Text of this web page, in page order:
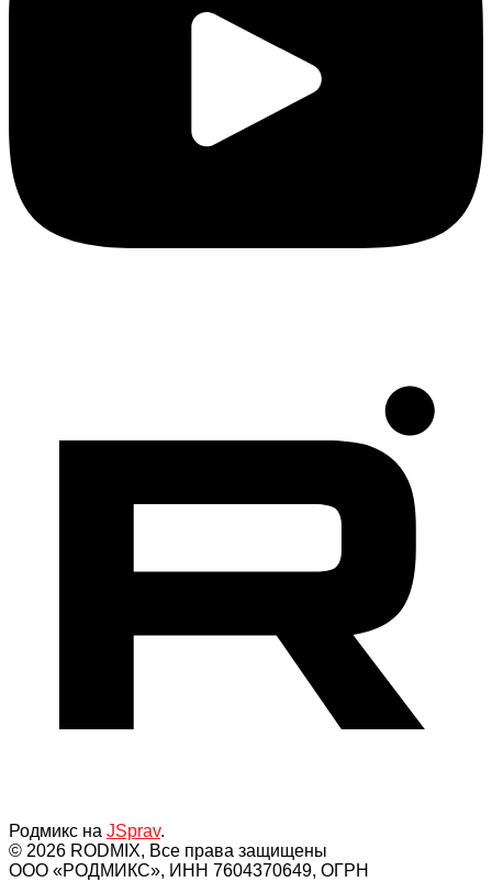
Родмикс на JSprav.
© 2026 RODMIX, Все права защищены
ООО «РОДМИКС», ИНН 7604370649, ОГРН